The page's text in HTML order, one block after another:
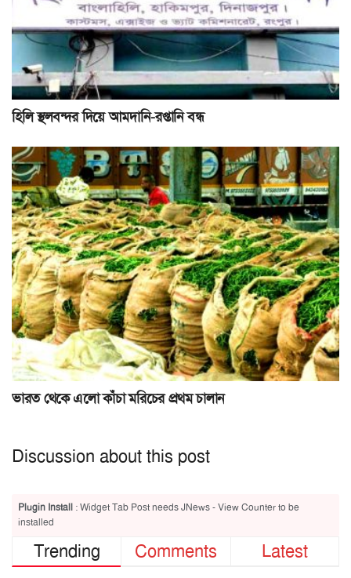
হিলি স্থলবন্দর দিয়ে আমদানি-রপ্তানি বন্ধ
ভারত থেকে এলো কাঁচা মরিচের প্রথম চালান
Discussion about this post
Plugin Install : Widget Tab Post needs JNews - View Counter to be
installed
Trending Comments Latest